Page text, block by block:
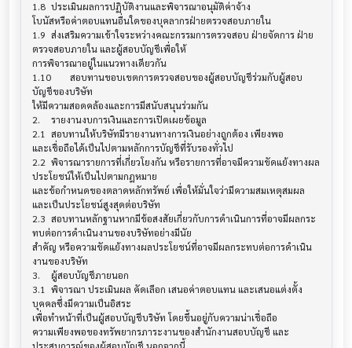
1.8	ประเมินผลการปฏิบัติงานและพิจารณาอนุมัติค่าจ้าง
โบนัสหรือค่าตอบแทนอื่นใดของบุคลากรฝ่ายตรวจสอบภายใน
1.9	ส่งเสริมความเข้าใจระหว่างคณะกรรมการตรวจสอบ ฝ่ายจัดการ ฝ่าย
ตรวจสอบภายใน และผู้สอบบัญชีเพื่อให้
การพิจารณาอยู่ในแนวทางเดียวกัน
1.10	สอบทานขอบเขตการตรวจสอบของผู้สอบบัญชีร่วมกับผู้สอบ
บัญชีของบริษัท
ให้มีความสอดคล้องและการมีสนับสนุนร่วมกัน
2.	รายงานงบการเงินและการเปิดเผยข้อมูล
2.1	สอบทานให้บริษัทมีรายงานทางการเงินอย่างถูกต้อง เพียงพอ
และเชื่อถือได้เป็นไปตามหลักการบัญชีที่รับรองทั่วไป
2.2	พิจารณารายการที่เกี่ยวโยงกัน หรือรายการที่อาจมีความขัดแย้งทางผล
ประโยชน์ให้เป็นไปตามกฎหมาย
และข้อกำหนดของตลาดหลักทรัพย์ เพื่อให้มั่นใจว่ามีความสมเหตุสมผล
และเป็นประโยชน์สูงสุดต่อบริษัท
2.3	สอบทานหลักฐานหากมีข้อสงสัยเกี่ยวกับการดำเนินการที่อาจมีผลกระ
ทบต่อการดำเนินงานของบริษัทอย่างมีนัย
สำคัญ หรือความขัดแย้งทางผลประโยชน์ที่อาจมีผลกระทบต่อการดำเนิน
งานของบริษัท
3.	ผู้สอบบัญชีภายนอก
3.1	พิจารณา ประเมินผล คัดเลือก เสนอค่าตอบแทน และเสนอแต่งตั้ง
บุคคลซึ่งมีความเป็นอิสระ
เพื่อทำหน้าที่เป็นผู้สอบบัญชีบริษัท โดยขึ้นอยู่กับความน่าเชื่อถือ
ความเพียงพอของทรัพยากรภาระงานของสำนักงานสอบบัญชี และ